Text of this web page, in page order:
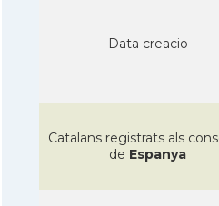
Data creacio
Catalans registrats als
de Espanya